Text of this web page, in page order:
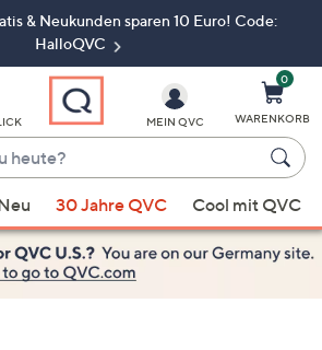
& Neukunden sparen 10 Euro! Code:
HalloQVC
MEIN QVC
0
WARENKORB
30 Jahre QVC Cool mit QVC